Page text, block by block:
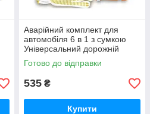
Аварійний комплект для
автомобіля 6 в 1 з сумкою
Універсальний дорожній
набір автомобіліста
Готово до відправки
535 ₴
Купити